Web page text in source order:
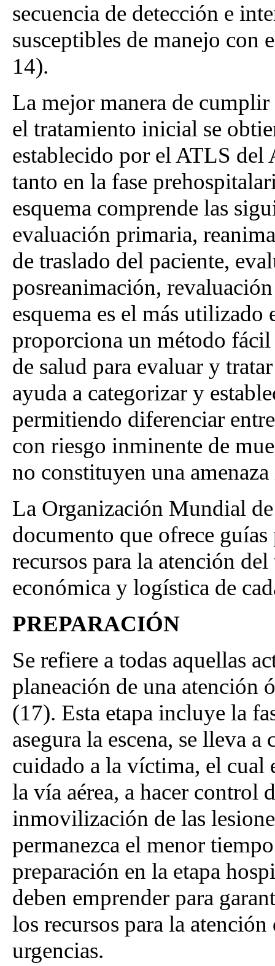
secuencia de detección e
susceptibles de manejo con
14).
La mejor manera de
el tratamiento inicial se
establecido por el ATLS del
tanto en la fase
esquema comprende las
evaluación primaria,
de traslado del paciente,
posreanimación,
esquema es el más
proporciona un método
de salud para evaluar y
ayuda a categorizar y
permitiendo diferenciar
con riesgo inminente de
no constituyen una
La Organización Mundial
documento que ofrece
recursos para la atención
económica y logística de
PREPARACIÓN
Se refiere a todas aquellas
planeación de una atención
(17). Esta etapa incluye la
asegura la escena, se lleva
cuidado a la víctima, el cual
la vía aérea, a hacer control
inmovilización de las
permanezca el menor
preparación en la etapa
deben emprender para
los recursos para la
urgencias.